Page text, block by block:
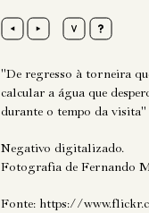
"De regresso à torneira
calcular a água que
durante o tempo da visita"
Negativo digitalizado.
Fotografia de Fernando
Fonte: https://